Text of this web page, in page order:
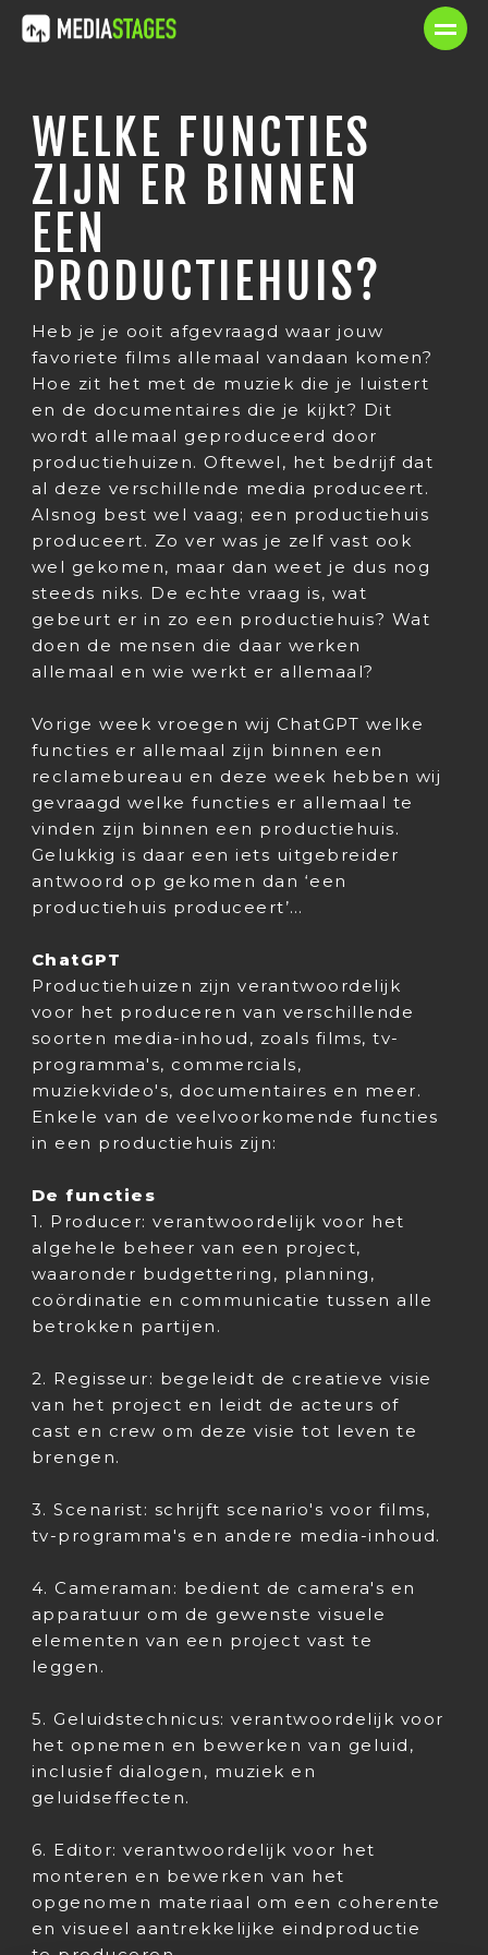
WELKE FUNCTIES
ZIJN ER BINNEN
EEN
PRODUCTIEHUIS?
Heb je je ooit afgevraagd waar jouw
favoriete films allemaal vandaan komen?
Hoe zit het met de muziek die je luistert
en de documentaires die je kijkt? Dit
wordt allemaal geproduceerd door
productiehuizen. Oftewel, het bedrijf dat
al deze verschillende media produceert.
Alsnog best wel vaag; een productiehuis
produceert. Zo ver was je zelf vast ook
wel gekomen, maar dan weet je dus nog
steeds niks. De echte vraag is, wat
gebeurt er in zo een productiehuis? Wat
doen de mensen die daar werken
allemaal en wie werkt er allemaal?
Vorige week vroegen wij ChatGPT welke
functies er allemaal zijn binnen een
reclamebureau en deze week hebben wij
gevraagd welke functies er allemaal te
vinden zijn binnen een productiehuis.
Gelukkig is daar een iets uitgebreider
antwoord op gekomen dan ‘een
productiehuis produceert’…
ChatGPT
Productiehuizen zijn verantwoordelijk
voor het produceren van verschillende
soorten media-inhoud, zoals films, tv-
programma's, commercials,
muziekvideo's, documentaires en meer.
Enkele van de veelvoorkomende functies
in een productiehuis zijn:
De functies
1. Producer: verantwoordelijk voor het
algehele beheer van een project,
waaronder budgettering, planning,
coördinatie en communicatie tussen alle
betrokken partijen.
2. Regisseur: begeleidt de creatieve visie
van het project en leidt de acteurs of
cast en crew om deze visie tot leven te
brengen.
3. Scenarist: schrijft scenario's voor films,
tv-programma's en andere media-inhoud.
4. Cameraman: bedient de camera's en
apparatuur om de gewenste visuele
elementen van een project vast te
leggen.
5. Geluidstechnicus: verantwoordelijk voor
het opnemen en bewerken van geluid,
inclusief dialogen, muziek en
geluidseffecten.
6. Editor: verantwoordelijk voor het
monteren en bewerken van het
opgenomen materiaal om een coherente
en visueel aantrekkelijke eindproductie